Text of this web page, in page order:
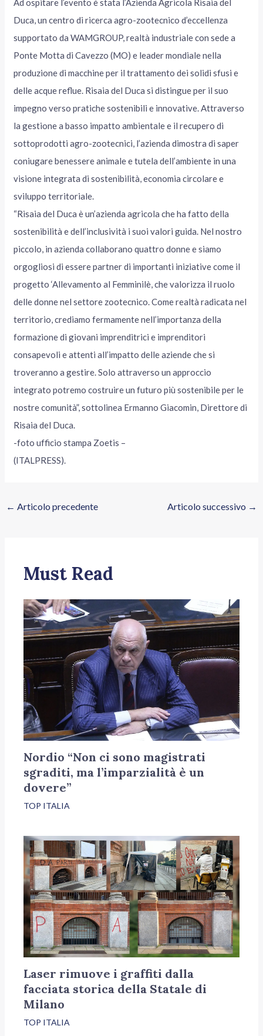
Ad ospitare l’evento è stata l’Azienda Agricola Risaia del
Duca, un centro di ricerca agro-zootecnico d’eccellenza
supportato da WAMGROUP, realtà industriale con sede a
Ponte Motta di Cavezzo (MO) e leader mondiale nella
produzione di macchine per il trattamento dei solidi sfusi e
delle acque reflue. Risaia del Duca si distingue per il suo
impegno verso pratiche sostenibili e innovative. Attraverso
la gestione a basso impatto ambientale e il recupero di
sottoprodotti agro-zootecnici, l’azienda dimostra di saper
coniugare benessere animale e tutela dell’ambiente in una
visione integrata di sostenibilità, economia circolare e
sviluppo territoriale.
“Risaia del Duca è un’azienda agricola che ha fatto della
sostenibilità e dell’inclusività i suoi valori guida. Nel nostro
piccolo, in azienda collaborano quattro donne e siamo
orgogliosi di essere partner di importanti iniziative come il
progetto ‘Allevamento al Femminilè, che valorizza il ruolo
delle donne nel settore zootecnico. Come realtà radicata nel
territorio, crediamo fermamente nell’importanza della
formazione di giovani imprenditrici e imprenditori
consapevoli e attenti all’impatto delle aziende che si
troveranno a gestire. Solo attraverso un approccio
integrato potremo costruire un futuro più sostenibile per le
nostre comunità”, sottolinea Ermanno Giacomin, Direttore di
Risaia del Duca.
-foto ufficio stampa Zoetis –
(ITALPRESS).
← Articolo precedente Articolo successivo →
Must Read
Nordio “Non ci sono magistrati
sgraditi, ma l’imparzialità è un
dovere”
TOP ITALIA
Laser rimuove i graffiti dalla
facciata storica della Statale di
Milano
TOP ITALIA